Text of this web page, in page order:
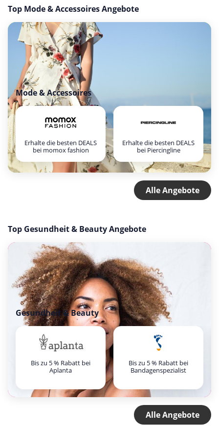
Top Mode & Accessoires Angebote
Mode & Accessoires
Erhalte die besten DEALS
bei momox fashion
Erhalte die besten DEALS
bei Piercingline
Alle Angebote
Top Gesundheit & Beauty Angebote
Gesundheit & Beauty
Bis zu 5 % Rabatt bei
Aplanta
Bis zu 5 % Rabatt bei
Bandagenspezialist
Alle Angebote